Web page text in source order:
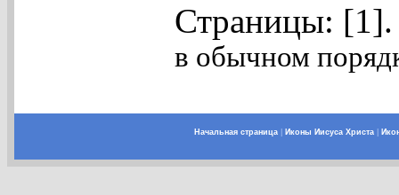
Страницы:
в обычном
Начальная страница| Иконы Иисуса Христа|